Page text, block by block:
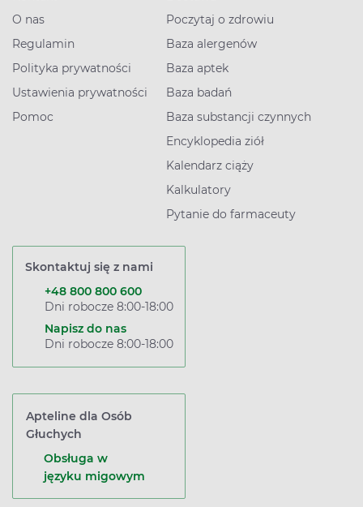
O nas
Regulamin
Polityka prywatności
Ustawienia prywatności
Pomoc
Poczytaj o zdrowiu
Baza alergenów
Baza aptek
Baza badań
Baza substancji czynnych
Encyklopedia ziół
Kalendarz ciąży
Kalkulatory
Pytanie do farmaceuty
Skontaktuj się z nami
+48 800 800 600
Dni robocze 8:00-18:00
Napisz do nas
Dni robocze 8:00-18:00
Apteline dla Osób
Głuchych
Obsługa w
języku migowym